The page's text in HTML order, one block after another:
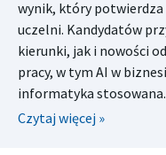
wynik, który
uczelni. Kandydatów
kierunki, jak i nowości
pracy, w tym AI w
informatyka stosowana.
Czytaj więcej »